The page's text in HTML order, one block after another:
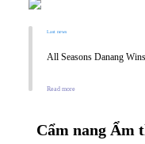
Last news
All Seasons Danang
Read more
Cẩm nang Ẩm